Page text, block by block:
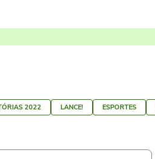
2022 LANCE! ESPORTES